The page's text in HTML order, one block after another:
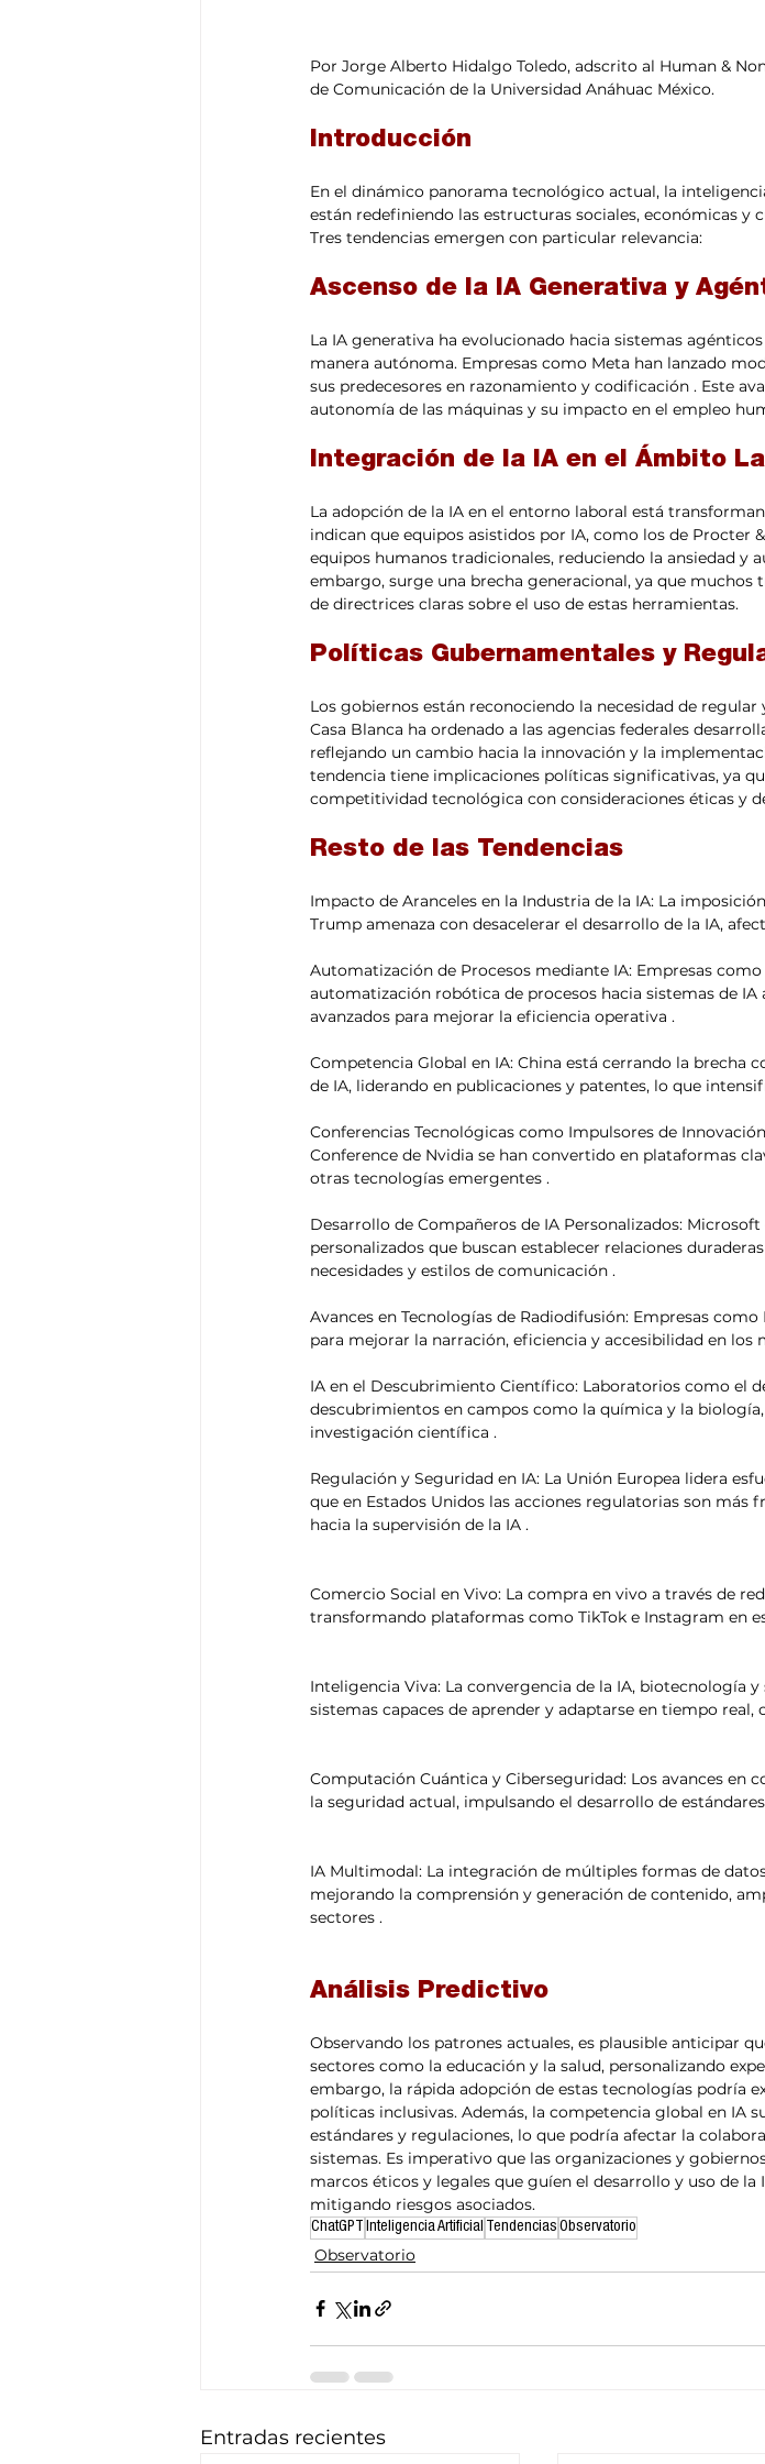
Por Jorge Alberto Hidalgo Toledo, adscrito al Human &
de Comunicación de la Universidad Anáhuac México.
Introducción
En el dinámico panorama tecnológico actual, la
están redefiniendo las estructuras sociales, económicas y
Tres tendencias emergen con particular relevancia:
Ascenso de la IA Generativa y
La IA generativa ha evolucionado hacia sistemas
manera autónoma. Empresas como Meta han lanzado
sus predecesores en razonamiento y codificación . Este
autonomía de las máquinas y su impacto en el empleo
Integración de la IA en el Ámbito
La adopción de la IA en el entorno laboral está
indican que equipos asistidos por IA, como los de Procter
equipos humanos tradicionales, reduciendo la ansiedad y
embargo, surge una brecha generacional, ya que muchos
de directrices claras sobre el uso de estas herramientas.
Políticas Gubernamentales y
Los gobiernos están reconociendo la necesidad de regular
Casa Blanca ha ordenado a las agencias federales
reflejando un cambio hacia la innovación y la
tendencia tiene implicaciones políticas significativas, ya
competitividad tecnológica con consideraciones éticas y
Resto de las Tendencias
Impacto de Aranceles en la Industria de la IA: La
Trump amenaza con desacelerar el desarrollo de la IA,
Automatización de Procesos mediante IA: Empresas
automatización robótica de procesos hacia sistemas de
avanzados para mejorar la eficiencia operativa .​
Competencia Global en IA: China está cerrando la brecha
de IA, liderando en publicaciones y patentes, lo que
Conferencias Tecnológicas como Impulsores de
Conference de Nvidia se han convertido en plataformas
otras tecnologías emergentes .​
Desarrollo de Compañeros de IA Personalizados:
personalizados que buscan establecer relaciones
necesidades y estilos de comunicación .​
Avances en Tecnologías de Radiodifusión: Empresas
para mejorar la narración, eficiencia y accesibilidad en los
IA en el Descubrimiento Científico: Laboratorios como el
descubrimientos en campos como la química y la
investigación científica .​
Regulación y Seguridad en IA: La Unión Europea lidera
que en Estados Unidos las acciones regulatorias son más
hacia la supervisión de la IA .​
Comercio Social en Vivo: La compra en vivo a través de
transformando plataformas como TikTok e Instagram en
Inteligencia Viva: La convergencia de la IA, biotecnología
sistemas capaces de aprender y adaptarse en tiempo
Computación Cuántica y Ciberseguridad: Los avances en
la seguridad actual, impulsando el desarrollo de
IA Multimodal: La integración de múltiples formas de
mejorando la comprensión y generación de contenido,
sectores .​
Análisis Predictivo
Observando los patrones actuales, es plausible anticipar
sectores como la educación y la salud, personalizando
embargo, la rápida adopción de estas tecnologías podría
políticas inclusivas. Además, la competencia global en IA
estándares y regulaciones, lo que podría afectar la
sistemas. Es imperativo que las organizaciones y
marcos éticos y legales que guíen el desarrollo y uso de
mitigando riesgos asociados.
ChatGPT Inteligencia Artificial Tendencias Observatorio
Observatorio
Entradas recientes